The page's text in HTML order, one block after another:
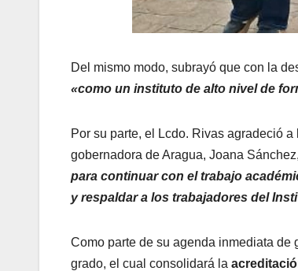
Del mismo modo, subrayó que con la
«como un instituto de alto nivel de
Por su parte, el Lcdo. Rivas agradeció
gobernadora de Aragua, Joana Sánchez,
para continuar con el trabajo
y respaldar a los trabajadores del
Como parte de su agenda inmediata
grado, el cual consolidará la